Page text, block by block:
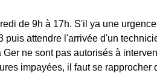
de 9h à 17h. S'il ya une
puis attendre l'arrivée d'un
ne sont pas autorisés à
impayées, il faut se rapprocher